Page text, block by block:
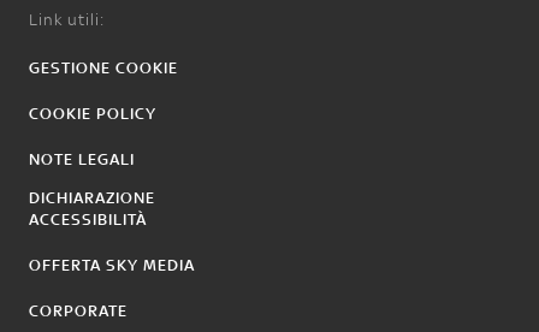
Link utili:
GESTIONE COOKIE
COOKIE POLICY
NOTE LEGALI
DICHIARAZIONE
ACCESSIBILITÀ
OFFERTA SKY MEDIA
CORPORATE